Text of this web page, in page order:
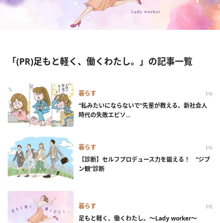
「(PR)足もと軽く、働くわたし。」の記事一覧
暮らす PR
“私みたいにならないで”先輩が教える、新社会人
時代の失敗エピソ...
暮らす PR
【診断】セルフプロデュース力を鍛える！ “ジブ
ン観”診断
暮らす PR
足もと軽く、働くわたし。～Lady worker～